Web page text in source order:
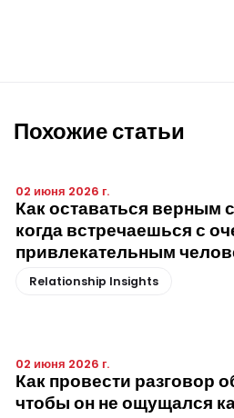
Похожие статьи
02 июня 2026 г.
Как оставаться верным
когда встречаешься с
привлекательным
Relationship Insights
02 июня 2026 г.
Как провести разговор
чтобы он не ощущался